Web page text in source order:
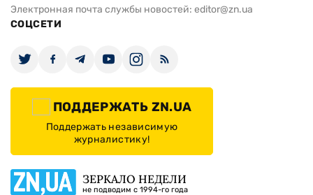
Электронная почта службы новостей: editor@zn.ua
СОЦСЕТИ
ПОДДЕРЖАТЬ ZN.UA
Поддержать независимую
журналистику!
ЗЕРКАЛО НЕДЕЛИ
не подводим с 1994-го года